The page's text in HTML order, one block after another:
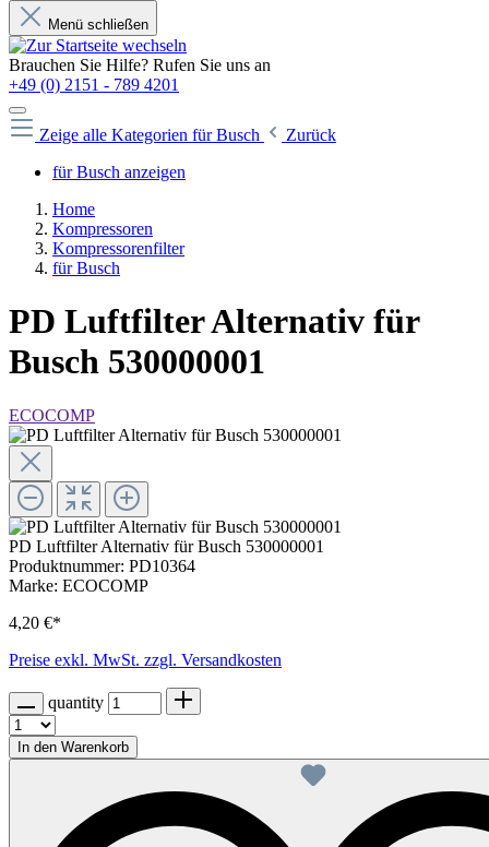
Menü schließen
Brauchen Sie Hilfe? Rufen Sie uns an
+49 (0) 2151 - 789 4201
Zeige alle Kategorien für Busch
Zurück
für Busch anzeigen
Home
Kompressoren
Kompressorenfilter
für Busch
PD Luftfilter Alternativ für
Busch 530000001
ECOCOMP
PD Luftfilter Alternativ für Busch 530000001
Produktnummer: PD10364
Marke: ECOCOMP
4,20 €*
Preise exkl. MwSt. zzgl. Versandkosten
quantity
In den Warenkorb